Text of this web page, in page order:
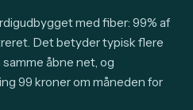
med fiber: 99% af
Det betyder typisk flere
åbne net, og
99 kroner om måneden for